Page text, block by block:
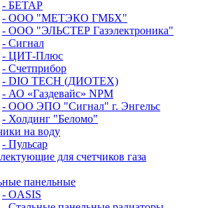
- БЕТАР
- ООО "МЕТЭКО ГМБХ"
- ООО "ЭЛЬСТЕР Газэлектроника"
- Сигнал
- ЦИТ-Плюс
- Счетприбор
- DIO TECH (ДИОТЕХ)
- АО «Газдевайс» NPM
- ООО ЭПО "Сигнал" г. Энгельс
- Холдинг "Беломо"
на воду
- Пульсар
для счетчиков газа
панельные
- OASIS